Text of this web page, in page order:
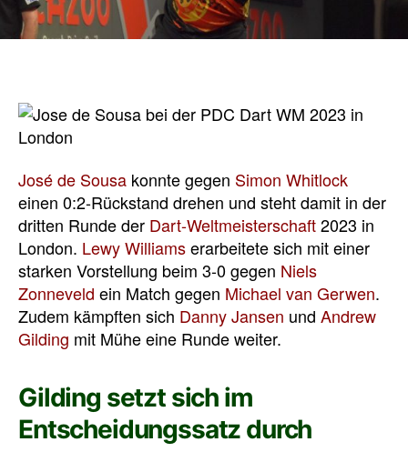
José de Sousa konnte gegen Simon Whitlock
einen 0:2-Rückstand drehen und steht damit in der
dritten Runde der Dart-Weltmeisterschaft2023 in
London. Lewy Williamserarbeitete sich mit einer
starken Vorstellung beim 3-0 gegen Niels
Zonneveld ein Match gegen Michael van Gerwen.
Zudem kämpften sich Danny Jansen und Andrew
Gilding mit Mühe eine Runde weiter.
Gilding setzt sich im
Entscheidungssatz durch